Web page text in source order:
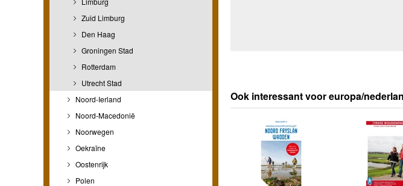
Zuid Limburg
Den Haag
Groningen Stad
Rotterdam
Utrecht Stad
Noord-Ierland
Noord-Macedonië
Noorwegen
Oekraïne
Oostenrijk
Polen
Ook interessant voor europa/